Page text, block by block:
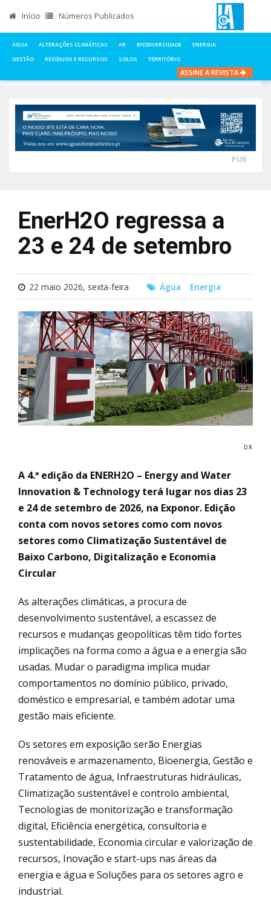
Início Números Publicados
ÁGUA ALTERAÇÕES CLIMÁTICAS AR BIODIVERSIDADE
ENERGIA
GESTÃO
RESÍDUOS E RECURSOS SOLOS TERRITÓRIO
ASSINE A REVISTA
ENERH2O REGRESSA A 23 E 24 DE SETEMBRO
PUB
EnerH2O regressa a
23 e 24 de setembro
22 maio 2026, sexta-feira Água Energia
D.R.
A 4.ª edição da ENERH2O – Energy and Water
Innovation & Technology terá lugar nos dias 23
e 24 de setembro de 2026, na Exponor. Edição
conta com novos setores como com novos
setores como Climatização Sustentável de
Baixo Carbono, Digitalização e Economia
Circular
As alterações climáticas, a procura de
desenvolvimento sustentável, a escassez de
recursos e mudanças geopolíticas têm tido fortes
implicações na forma como a água e a energia são
usadas. Mudar o paradigma implica mudar
comportamentos no domínio público, privado,
doméstico e empresarial, e também adotar uma
gestão mais eficiente.
Os setores em exposição serão Energias
renováveis e armazenamento, Bioenergia, Gestão e
Tratamento de água, Infraestruturas hidráulicas,
Climatização sustentável e controlo ambiental,
Tecnologias de monitorização e transformação
digital, Eficiência energética, consultoria e
sustentabilidade, Economia circular e valorização de
recursos, Inovação e start-ups nas áreas da
energia e água e Soluções para os setores agro e
industrial.